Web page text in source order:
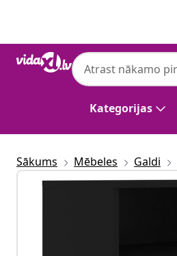
Kategorijas
Sākums Mēbeles Galdi